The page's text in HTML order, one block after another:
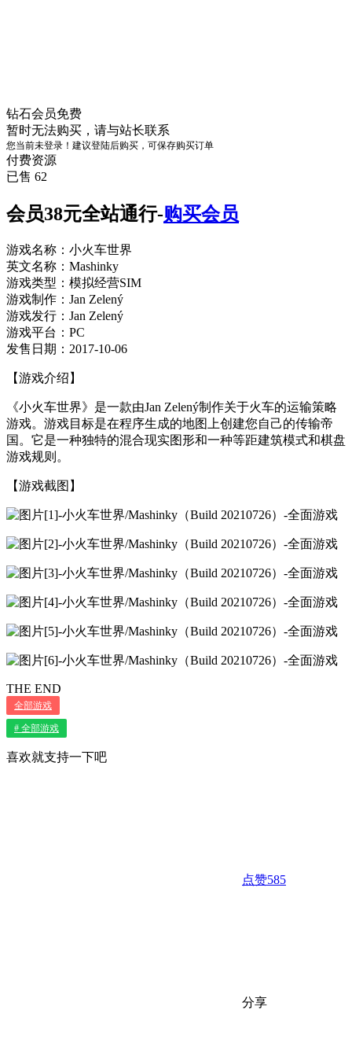
钻石会员免费
暂时无法购买，请与站长联系
您当前未登录！建议登陆后购买，可保存购买订单
付费资源
已售 62
会员38元全站通行-购买会员
游戏名称：小火车世界
英文名称：Mashinky
游戏类型：模拟经营SIM
游戏制作：Jan Zelený
游戏发行：Jan Zelený
游戏平台：PC
发售日期：2017-10-06
【游戏介绍】
《小火车世界》是一款由Jan Zelený制作关于火车的运输策略
游戏。游戏目标是在程序生成的地图上创建您自己的传输帝
国。它是一种独特的混合现实图形和一种等距建筑模式和棋盘
游戏规则。
【游戏截图】
THE END
全部游戏
# 全部游戏
喜欢就支持一下吧
点赞585
分享